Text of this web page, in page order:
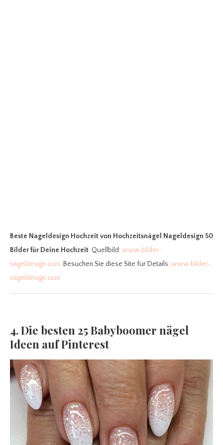
Beste Nageldesign Hochzeit von Hochzeitsnägel Nageldesign 50
Bilder für Deine Hochzeit. Quellbild:www.bilder-
nageldesign.com. Besuchen Sie diese Site für Details:www.bilder-
nageldesign.com
4. Die besten 25 Babyboomer nägel
Ideen auf Pinterest